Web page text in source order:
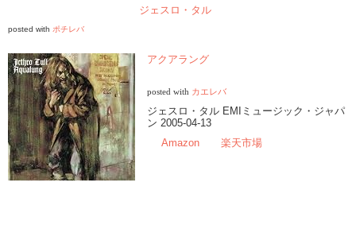
ジェスロ・タル
posted with ポチレバ
アクアラング
posted with カエレバ
ジェスロ・タル EMIミュージック・ジャパ
ン 2005-04-13
Amazon
楽天市場